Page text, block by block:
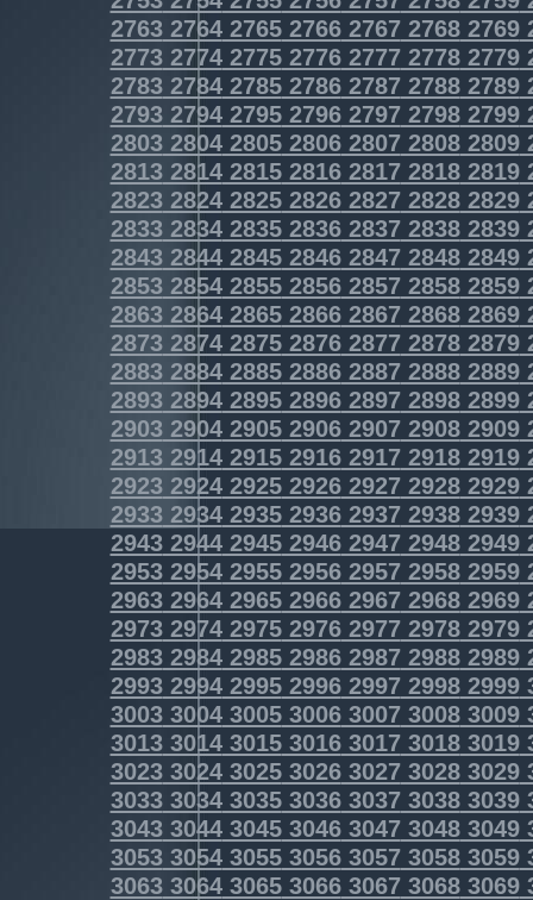
2763276427652766276727682769
2773277427752776277727782779
2783278427852786278727882789
2793279427952796279727982799
2803280428052806280728082809
2813281428152816281728182819
2823282428252826282728282829
2833283428352836283728382839
2843284428452846284728482849
2853285428552856285728582859
2863286428652866286728682869
2873287428752876287728782879
2883288428852886288728882889
2893289428952896289728982899
2903290429052906290729082909
2913291429152916291729182919
2923292429252926292729282929
2933293429352936293729382939
2943294429452946294729482949
2953295429552956295729582959
2963296429652966296729682969
2973297429752976297729782979
2983298429852986298729882989
2993299429952996299729982999
3003300430053006300730083009
3013301430153016301730183019
3023302430253026302730283029
3033303430353036303730383039
3043304430453046304730483049
3053305430553056305730583059
3063306430653066306730683069